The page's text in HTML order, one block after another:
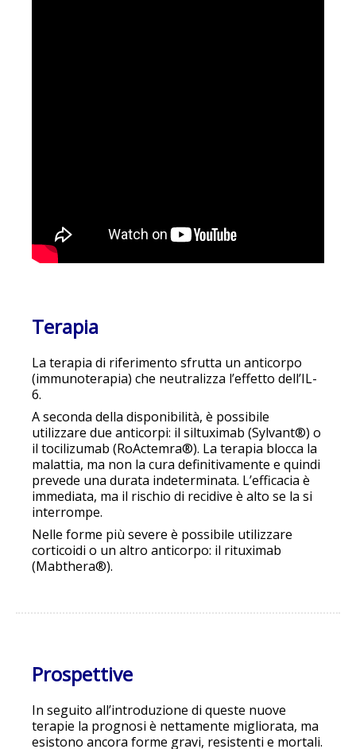
Terapia
La terapia di riferimento sfrutta un anticorpo
(immunoterapia) che neutralizza l’effetto dell’IL-
6.
A seconda della disponibilità, è possibile
utilizzare due anticorpi: il siltuximab (Sylvant®) o
il tocilizumab (RoActemra®). La terapia blocca la
malattia, ma non la cura definitivamente e quindi
prevede una durata indeterminata. L’efficacia è
immediata, ma il rischio di recidive è alto se la si
interrompe.
Nelle forme più severe è possibile utilizzare
corticoidi o un altro anticorpo: il rituximab
(Mabthera®).
Prospettive
In seguito all’introduzione di queste nuove
terapie la prognosi è nettamente migliorata, ma
esistono ancora forme gravi, resistenti e mortali.